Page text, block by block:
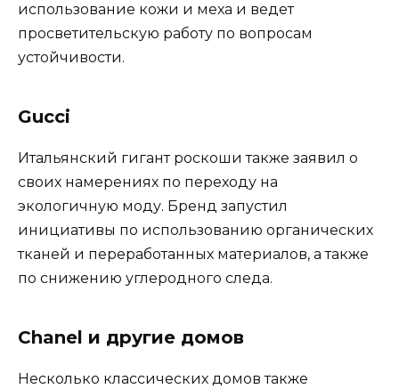
использование кожи и меха и ведет
просветительскую работу по вопросам
устойчивости.
Gucci
Итальянский гигант роскоши также заявил о
своих намерениях по переходу на
экологичную моду. Бренд запустил
инициативы по использованию органических
тканей и переработанных материалов, а также
по снижению углеродного следа.
Chanel и другие домов
Несколько классических домов также